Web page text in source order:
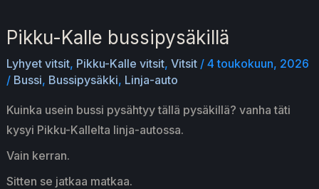
Pikku-Kalle bussipysäkillä
Lyhyet vitsit, Pikku-Kalle vitsit, Vitsit/ 4 toukokuun, 2026
/ Bussi, Bussipysäkki, Linja-auto
Kuinka usein bussi pysähtyy tällä pysäkillä? vanha täti
kysyi Pikku-Kallelta linja-autossa.
Vain kerran.
Sitten se jatkaa matkaa.